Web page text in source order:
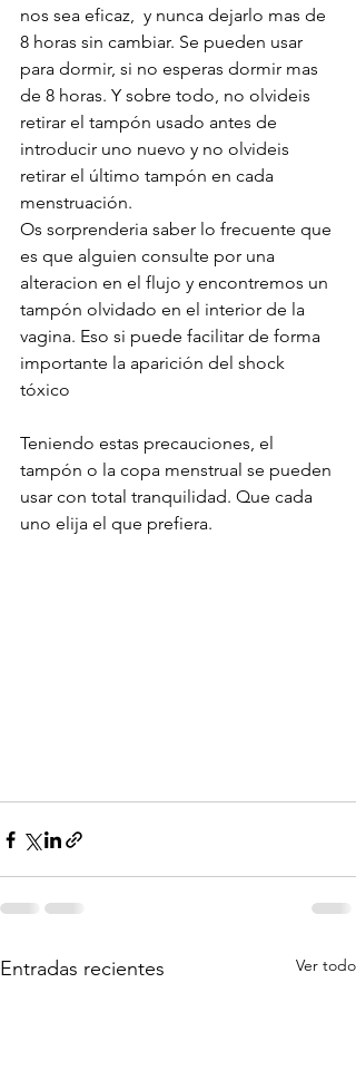
nos sea eficaz,  y nunca dejarlo mas de
8 horas sin cambiar. Se pueden usar
para dormir, si no esperas dormir mas
de 8 horas. Y sobre todo, no olvideis
retirar el tampón usado antes de
introducir uno nuevo y no olvideis
retirar el último tampón en cada
menstruación.
Os sorprenderia saber lo frecuente que
es que alguien consulte por una
alteracion en el flujo y encontremos un
tampón olvidado en el interior de la
vagina. Eso si puede facilitar de forma
importante la aparición del shock
tóxico
Teniendo estas precauciones, el
tampón o la copa menstrual se pueden
usar con total tranquilidad. Que cada
uno elija el que prefiera.
Entradas recientes Ver todo